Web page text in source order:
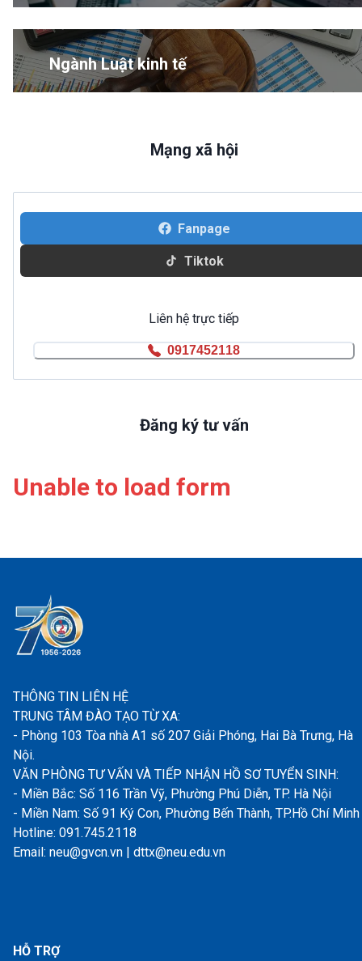
Ngành Luật kinh tế
Mạng xã hội
Fanpage
Tiktok
Liên hệ trực tiếp
0917452118
Đăng ký tư vấn
Unable to load form
THÔNG TIN LIÊN HỆ
TRUNG TÂM ĐÀO TẠO TỪ XA:
- Phòng 103 Tòa nhà A1 số 207 Giải Phóng, Hai Bà Trưng, Hà
Nội.
VĂN PHÒNG TƯ VẤN VÀ TIẾP NHẬN HỒ SƠ TUYỂN SINH:
- Miền Bắc: Số 116 Trần Vỹ, Phường Phú Diễn, TP. Hà Nội
- Miền Nam: Số 91 Ký Con, Phường Bến Thành, TP.Hồ Chí Minh
Hotline: 091.745.2118
Email: neu@gvcn.vn | dttx@neu.edu.vn
HỖ TRỢ